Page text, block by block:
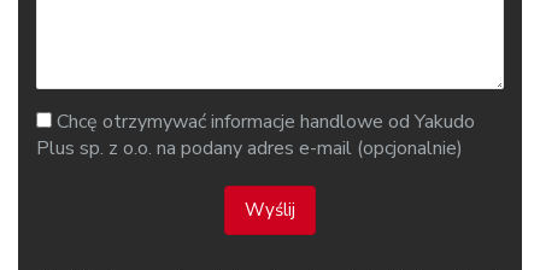
Chcę otrzymywać informacje handlowe od Yakudo
Plus sp. z o.o. na podany adres e-mail (opcjonalnie)
Wyślij